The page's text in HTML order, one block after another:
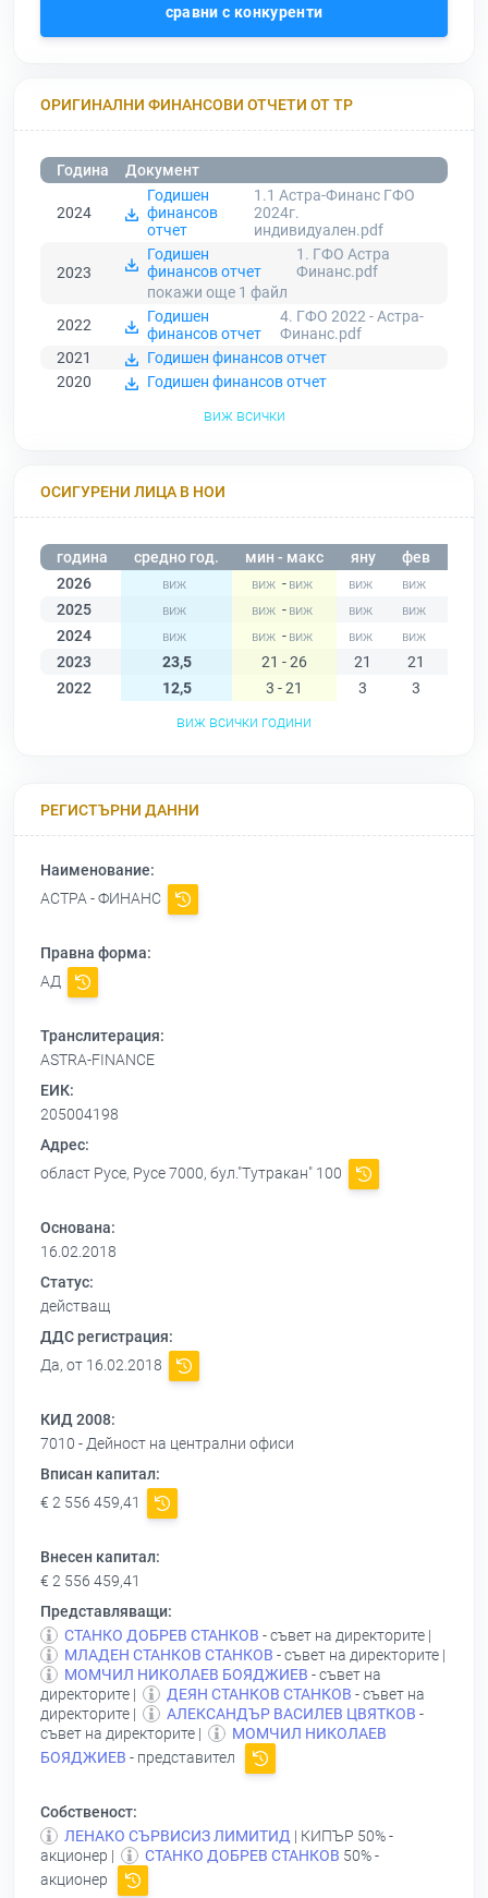
сравни с конкуренти
ОРИГИНАЛНИ ФИНАНСОВИ ОТЧЕТИ ОТ ТР
Година Документ
2024
Годишен
финансов
отчет
1.1 Астра-Финанс ГФО
2024г.
индивидуален.pdf
2023
Годишен
финансов отчет
1. ГФО Астра
Финанс.pdf
покажи още 1 файл
2022
Годишен
финансов отчет
4. ГФО 2022 - Астра-
Финанс.pdf
2021
Годишен финансов отчет
2020
Годишен финансов отчет
виж всички
ОСИГУРЕНИ ЛИЦА В НОИ
година средно год. мин - макс яну фев
2026
-
2025
-
2024
-
2023
23,5 21 - 26 21 21
2022
12,5 3 - 21 3 3
виж всички години
РЕГИСТЪРНИ ДАННИ
Наименование:
АСТРА - ФИНАНС
Правна форма:
АД
Транслитерация:
ASTRA-FINANCE
ЕИК:
205004198
Адрес:
област Русе, Русе 7000, бул."Тутракан" 100
Основана:
16.02.2018
Статус:
действащ
ДДС регистрация:
Да, от 16.02.2018
КИД 2008:
7010 - Дейност на централни офиси
Вписан капитал:
€ 2 556 459,41
Внесен капитал:
€ 2 556 459,41
Представляващи:
СТАНКО ДОБРЕВ СТАНКОВ - съвет на директорите |
МЛАДЕН СТАНКОВ СТАНКОВ - съвет на директорите |
МОМЧИЛ НИКОЛАЕВ БОЯДЖИЕВ - съвет на
директорите |
ДЕЯН СТАНКОВ СТАНКОВ - съвет на
директорите |
АЛЕКСАНДЪР ВАСИЛЕВ ЦВЯТКОВ -
съвет на директорите |
МОМЧИЛ НИКОЛАЕВ
БОЯДЖИЕВ - представител
Собственост:
ЛЕНАКО СЪРВИСИЗ ЛИМИТИД | КИПЪР 50% -
акционер |
СТАНКО ДОБРЕВ СТАНКОВ 50% -
акционер